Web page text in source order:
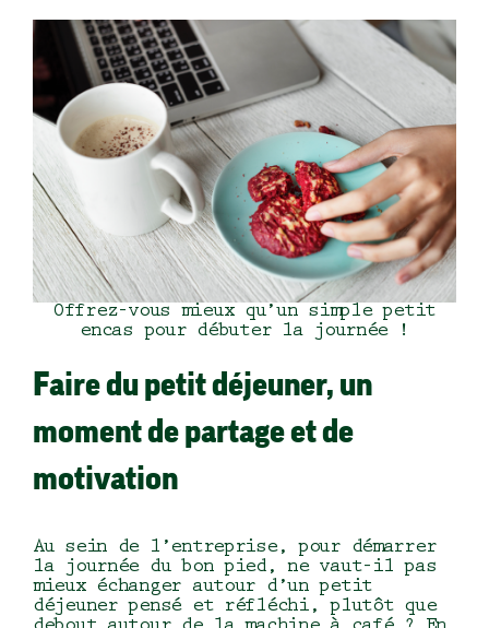
Offrez-vous mieux qu’un simple petit
encas pour débuter la journée !
Faire du petit déjeuner, un
moment de partage et de
motivation
Au sein de l’entreprise, pour démarrer
la journée du bon pied, ne vaut-il pas
mieux échanger autour d’un petit
déjeuner pensé et réfléchi, plutôt que